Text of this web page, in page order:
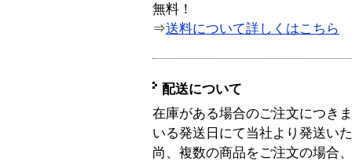
無料！
⇒送料について詳しくはこちら
配送について
在庫がある場合のご注文につき
いる発送日にて当社より発送い
尚、複数の商品をご注文の場合